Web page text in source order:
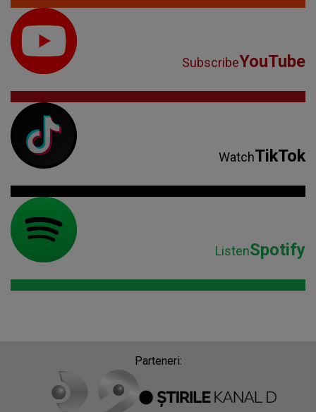
SubscribeYouTube
WatchTikTok
ListenSpotify
Parteneri: